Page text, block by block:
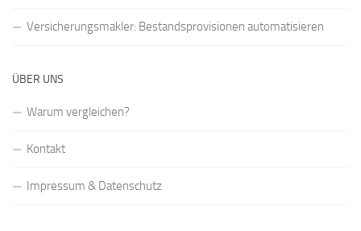
Versicherungsmakler: Bestandsprovisionen automatisieren
ÜBER UNS
Warum vergleichen?
Kontakt
Impressum & Datenschutz